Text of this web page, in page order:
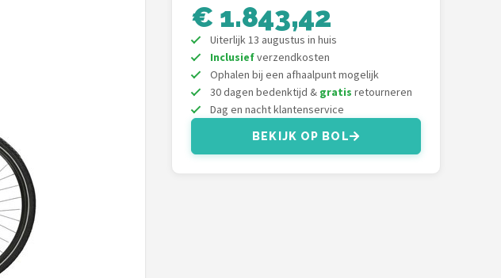
€ 1.843,42
Uiterlijk 13 augustus in huis
Inclusiefverzendkosten
Ophalen bij een afhaalpunt mogelijk
30 dagen bedenktijd & gratis retourneren
Dag en nacht klantenservice
BEKIJK OP BOL